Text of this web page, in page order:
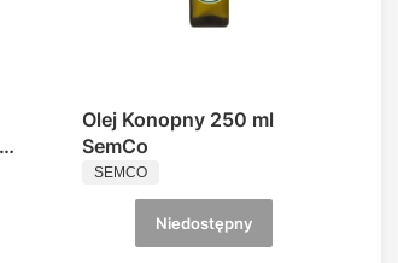
Olej Konopny 250 ml
SemCo
PRODUCENT
SEMCO
Niedostępny